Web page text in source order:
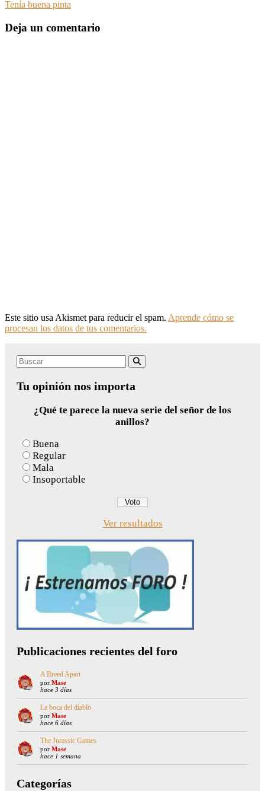
Tenía buena pinta
Deja un comentario
Este sitio usa Akismet para reducir el spam. Aprende cómo se
procesan los datos de tus comentarios.
Search
Tu opinión nos importa
¿Qué te parece la nueva serie del señor de los
anillos?
Buena
Regular
Mala
Insoportable
Ver resultados
Publicaciones recientes del foro
A Breed Apart
por Mase
hace 3 días
La boca del diablo
por Mase
hace 6 días
The Jurassic Games
por Mase
hace 1 semana
Categorías